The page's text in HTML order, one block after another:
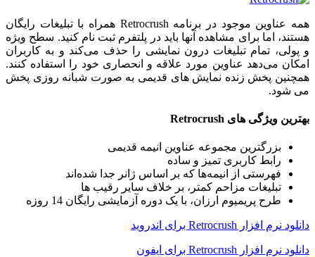
همه عناوین موجود در برنامه Retrocrush همراه با تبلیغات رایگان
هستند، اما برای مشاهده آنها باید در پلتفرم ثبت نام کنید. سطح ویژه
و پولی، تمام تبلیغات درون نمایشی را حذف می‌کند و به کاربران
امکان می‌دهد عناوین مورد علاقه و انحصاری خود را استفاده کنند.
همچنین پخش زنده نمایش های قدیمی به صورت شبانه روزی پخش
می شود.
بهترین ویژگی های Retrocrush
بزرگترین مجموعه عناوین انیمه قدیمی
رابط کاربری تمیز و ساده
فهرستی از انیمه‌ها که بر اساس ژانر جدا شده‌اند
تبلیغات مزاحم کمتر، بر خلاف سایر رقیب ها
طرح پریمیوم ارزان، با یک دوره آزمایشی رایگان 14 روزه
دانلود نرم افزار Retrocrush برای اندروید
دانلود نرم افزار Retrocrush برای ایفون